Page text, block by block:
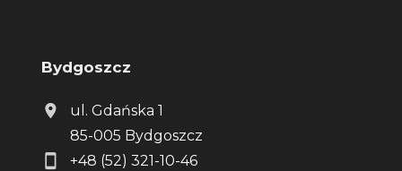
Bydgoszcz
ul. Gdańska 1
85-005 Bydgoszcz
+48 (52) 321-10-46